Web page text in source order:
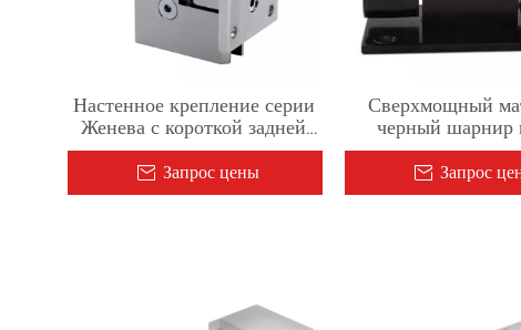
Настенное крепление серии
Женева с короткой задней
пластиной
Запрос цены
Сверхмощный
черный шарнир
градусов от
стеклянной
для стекла
Запрос